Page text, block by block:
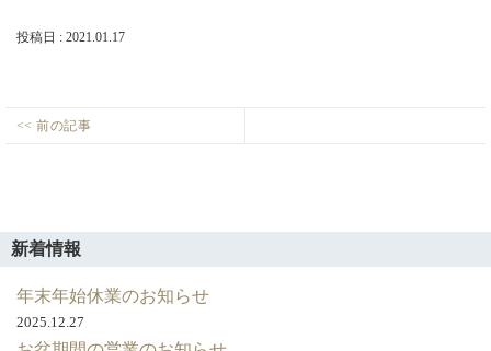
て
投稿日 : 2021.01.17
投
ゲ
ー
シ
ョ
<< 前の記事
様
邸
完
成
新着情報
年末年始休業のお知らせ
2025.12.27